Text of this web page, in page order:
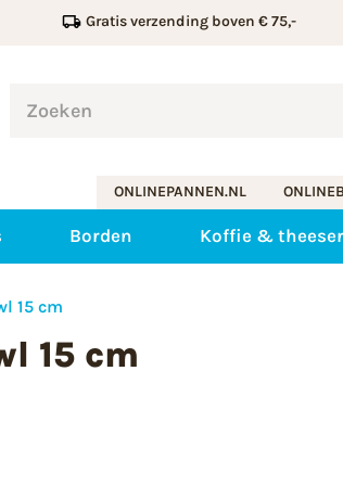
Gratis verzending boven € 75,-
ONLINEPANNEN.NL
Borden Koffie &
15 cm
15 cm